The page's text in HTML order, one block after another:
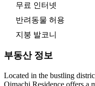
무료 인터넷
반려동물 허용
지붕 발코니
부동산 정보
Located in the bustling